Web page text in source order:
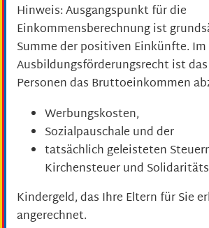
Hinweis: Ausgangspunkt für die
Einkommensberechnung ist
Summe der positiven Einkünfte. Im
Ausbildungsförderungsrecht ist
Personen das Bruttoeinkommen
Werbungskosten,
Sozialpauschale und der
tatsächlich geleisteten
Kirchensteuer und
Kindergeld, das Ihre Eltern für Sie
angerechnet.